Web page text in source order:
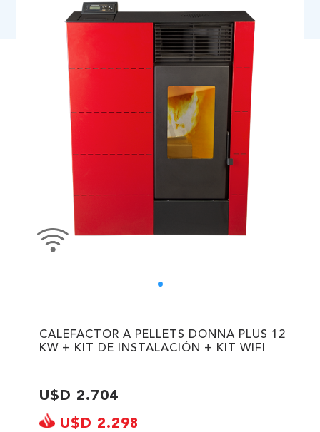
CALEFACTOR A PELLETS DONNA PLUS 12
KW + KIT DE INSTALACIÓN + KIT WIFI
U$D 2.704
U$D 2.298